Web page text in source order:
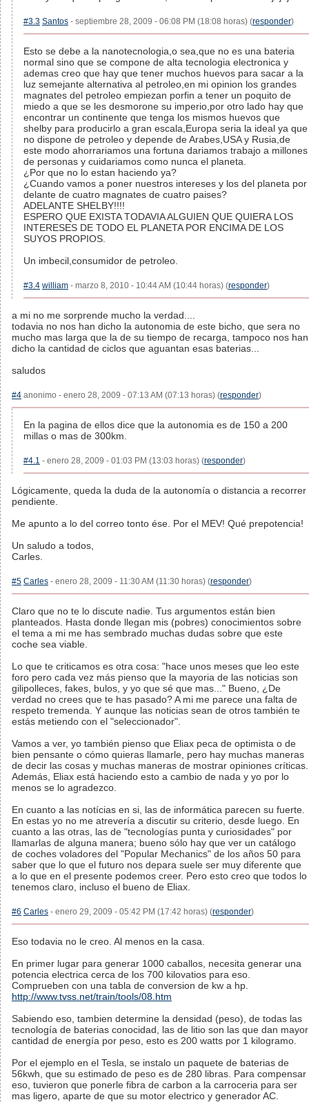
#3.3 Santos - septiembre 28, 2009 - 06:08 PM (18:08 horas) (responder)
Esto se debe a la nanotecnologia,o sea,que no es una bateria
normal sino que se compone de alta tecnologia electronica y
ademas creo que hay que tener muchos huevos para sacar a la
luz semejante alternativa al petroleo,en mi opinion los grandes
magnates del petroleo empiezan porfin a tener un poquito de
miedo a que se les desmorone su imperio,por otro lado hay que
encontrar un continente que tenga los mismos huevos que
shelby para producirlo a gran escala,Europa seria la ideal ya que
no dispone de petroleo y depende de Arabes,USA y Rusia,de
este modo ahorrariamos una fortuna dariamos trabajo a millones
de personas y cuidariamos como nunca el planeta.
¿Por que no lo estan haciendo ya?
¿Cuando vamos a poner nuestros intereses y los del planeta por
delante de cuatro magnates de cuatro paises?
ADELANTE SHELBY!!!!
ESPERO QUE EXISTA TODAVIA ALGUIEN QUE QUIERA LOS
INTERESES DE TODO EL PLANETA POR ENCIMA DE LOS
SUYOS PROPIOS.
Un imbecil,consumidor de petroleo.
#3.4 william - marzo 8, 2010 - 10:44 AM (10:44 horas) (responder)
a mi no me sorprende mucho la verdad....
todavia no nos han dicho la autonomia de este bicho, que sera no
mucho mas larga que la de su tiempo de recarga, tampoco nos han
dicho la cantidad de ciclos que aguantan esas baterias...
saludos
#4 anonimo - enero 28, 2009 - 07:13 AM (07:13 horas) (responder)
En la pagina de ellos dice que la autonomia es de 150 a 200
millas o mas de 300km.
#4.1 - enero 28, 2009 - 01:03 PM (13:03 horas) (responder)
Lógicamente, queda la duda de la autonomía o distancia a recorrer
pendiente.
Me apunto a lo del correo tonto ése. Por el MEV! Qué prepotencia!
Un saludo a todos,
Carles.
#5 Carles - enero 28, 2009 - 11:30 AM (11:30 horas) (responder)
Claro que no te lo discute nadie. Tus argumentos están bien
planteados. Hasta donde llegan mis (pobres) conocimientos sobre
el tema a mi me has sembrado muchas dudas sobre que este
coche sea viable.
Lo que te criticamos es otra cosa: "hace unos meses que leo este
foro pero cada vez más pienso que la mayoria de las noticias son
gilipolleces, fakes, bulos, y yo que sé que mas..." Bueno, ¿De
verdad no crees que te has pasado? A mi me parece una falta de
respeto tremenda. Y aunque las noticias sean de otros también te
estás metiendo con el "seleccionador".
Vamos a ver, yo también pienso que Eliax peca de optimista o de
bien pensante o cómo quieras llamarle, pero hay muchas maneras
de decir las cosas y muchas maneras de mostrar opiniones críticas.
Además, Eliax está haciendo esto a cambio de nada y yo por lo
menos se lo agradezco.
En cuanto a las notícias en si, las de informática parecen su fuerte.
En estas yo no me atrevería a discutir su criterio, desde luego. En
cuanto a las otras, las de "tecnologías punta y curiosidades" por
llamarlas de alguna manera; bueno sólo hay que ver un catálogo
de coches voladores del "Popular Mechanics" de los años 50 para
saber que lo que el futuro nos depara suele ser muy diferente que
a lo que en el presente podemos creer. Pero esto creo que todos lo
tenemos claro, incluso el bueno de Eliax.
#6 Carles - enero 29, 2009 - 05:42 PM (17:42 horas) (responder)
Eso todavia no le creo. Al menos en la casa.
En primer lugar para generar 1000 caballos, necesita generar una
potencia electrica cerca de los 700 kilovatios para eso.
Comprueben con una tabla de conversion de kw a hp.
http://www.tvss.net/train/tools/08.htm
Sabiendo eso, tambien determine la densidad (peso), de todas las
tecnología de baterias conocidad, las de litio son las que dan mayor
cantidad de energía por peso, esto es 200 watts por 1 kilogramo.
Por el ejemplo en el Tesla, se instalo un paquete de baterias de
56kwh, que su estimado de peso es de 280 libras. Para compensar
eso, tuvieron que ponerle fibra de carbon a la carroceria para ser
mas ligero, aparte de que su motor electrico y generador AC.